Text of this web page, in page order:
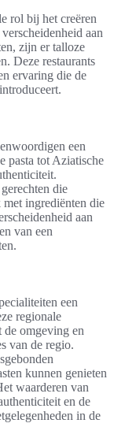
rol bij het creëren
aan
zijn er talloze
Deze restaurants
ervaring die de
een
pasta tot Aziatische
die
ingrediënten die
aan
van een
een
regionale
de omgeving en
van de regio.
kunnen genieten
waarderen van
en de
in de